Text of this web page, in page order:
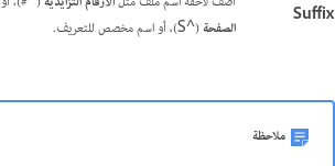
Suffix
الصفحة‏ (^S)، أو اسم مخصص للتعريف.
ملاحظة